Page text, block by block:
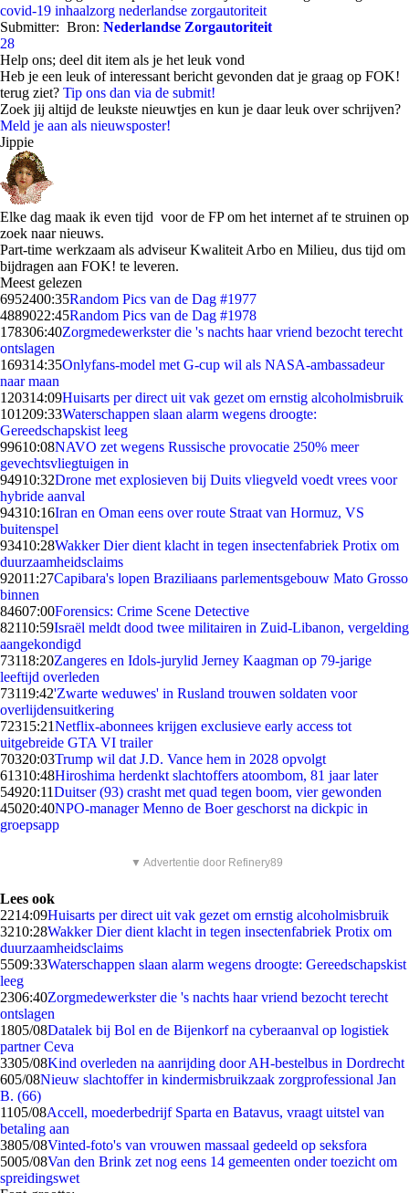
covid-19 inhaalzorg nederlandse zorgautoriteit
Submitter: Bron: Nederlandse Zorgautoriteit
28
Help ons; deel dit item als je het leuk vond
Heb je een leuk of interessant bericht gevonden dat je graag op FOK!
terug ziet? Tip ons dan via de submit!
Zoek jij altijd de leukste nieuwtjes en kun je daar leuk over schrijven?
Meld je aan als nieuwsposter!
Jippie
Elke dag maak ik even tijd voor de FP om het internet af te struinen op
zoek naar nieuws.
Part-time werkzaam als adviseur Kwaliteit Arbo en Milieu, dus tijd om
bijdragen aan FOK! te leveren.
Meest gelezen
6952400:35Random Pics van de Dag #1977
4889022:45Random Pics van de Dag #1978
178306:40Zorgmedewerkster die 's nachts haar vriend bezocht terecht
ontslagen
169314:35Onlyfans-model met G-cup wil als NASA-ambassadeur
naar maan
120314:09Huisarts per direct uit vak gezet om ernstig alcoholmisbruik
101209:33Waterschappen slaan alarm wegens droogte:
Gereedschapskist leeg
99610:08NAVO zet wegens Russische provocatie 250% meer
gevechtsvliegtuigen in
94910:32Drone met explosieven bij Duits vliegveld voedt vrees voor
hybride aanval
94310:16Iran en Oman eens over route Straat van Hormuz, VS
buitenspel
93410:28Wakker Dier dient klacht in tegen insectenfabriek Protix om
duurzaamheidsclaims
92011:27Capibara's lopen Braziliaans parlementsgebouw Mato Grosso
binnen
84607:00Forensics: Crime Scene Detective
82110:59Israël meldt dood twee militairen in Zuid-Libanon, vergelding
aangekondigd
73118:20Zangeres en Idols-jurylid Jerney Kaagman op 79-jarige
leeftijd overleden
73119:42'Zwarte weduwes' in Rusland trouwen soldaten voor
overlijdensuitkering
72315:21Netflix-abonnees krijgen exclusieve early access tot
uitgebreide GTA VI trailer
70320:03Trump wil dat J.D. Vance hem in 2028 opvolgt
61310:48Hiroshima herdenkt slachtoffers atoombom, 81 jaar later
54920:11Duitser (93) crasht met quad tegen boom, vier gewonden
45020:40NPO-manager Menno de Boer geschorst na dickpic in
groepsapp
▼ Advertentie door Refinery89
Lees ook
2214:09Huisarts per direct uit vak gezet om ernstig alcoholmisbruik
3210:28Wakker Dier dient klacht in tegen insectenfabriek Protix om
duurzaamheidsclaims
5509:33Waterschappen slaan alarm wegens droogte: Gereedschapskist
leeg
2306:40Zorgmedewerkster die 's nachts haar vriend bezocht terecht
ontslagen
1805/08Datalek bij Bol en de Bijenkorf na cyberaanval op logistiek
partner Ceva
3305/08Kind overleden na aanrijding door AH-bestelbus in Dordrecht
605/08Nieuw slachtoffer in kindermisbruikzaak zorgprofessional Jan
B. (66)
1105/08Accell, moederbedrijf Sparta en Batavus, vraagt uitstel van
betaling aan
3805/08Vinted-foto's van vrouwen massaal gedeeld op seksfora
5005/08Van den Brink zet nog eens 14 gemeenten onder toezicht om
spreidingswet